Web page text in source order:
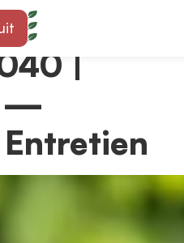
Villars-
|
—